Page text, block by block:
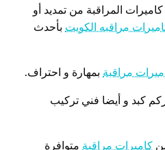
المراقبة من تمديد أو
مراقبه الكويت بأحدث
مراقبة بمهارة و احتراف.
كبد و أيضا فني تركيب
كاميرات مراقبة متوافرة